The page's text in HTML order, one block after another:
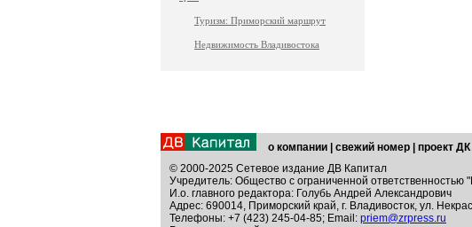
Туризм: Приморский маршрут
Недвижимость Владивостока
о компании свежий номер проект ДК
© 2000-2025 Сетевое издание ДВ Капитал
Учредитель: Общество с ограниченной
И.о. главного редактора: Голубь Андрей Александрович
Адрес: 690014, Приморский край, г. Владивосток, ул.
Телефоны: +7 (423) 245-04-85; Email: priem@zrpress.ru